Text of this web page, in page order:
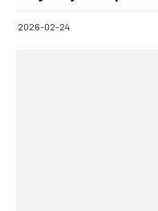
2026-02-24